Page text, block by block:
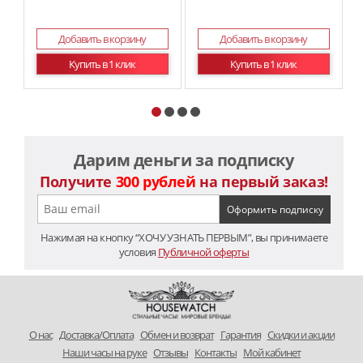
Добавить в корзину
Купить в 1 клик
Добавить в корзину
Купить в 1 клик
Дарим деньги за подписку
Получите 300 рублей на первый заказ!
Нажимая на кнопку “ХОЧУ УЗНАТЬ ПЕРВЫМ”, вы принимаете
условия Публичной оферты
O нас Доставка/Оплата Обмен и возврат Гарантия Скидки и акции
Наши часы на руке Отзывы Контакты Мой кабинет